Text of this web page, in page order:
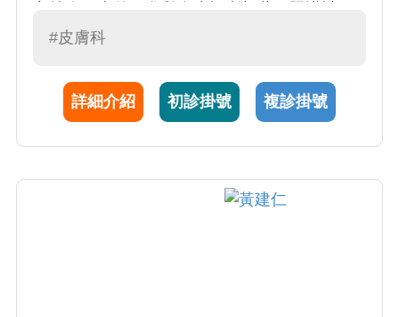
畫，對於嚴重異位性皮膚炎，提供更多的治療
別有興趣，包含蕁麻疹、尿毒性搔癢、藥物疹
及皮膚過敏等等。 其他則為一般皮膚腫瘤診
#皮膚科
詳細介紹 初診掛號 複診掛號